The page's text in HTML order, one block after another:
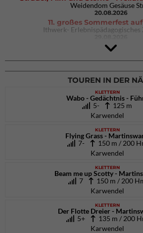
Weidendom Gesäuse
20.08.2026
11. großes Sommerfest
Ithwerk-
Rock Master Arco
Arco (IT)
02.10.2026bis
TOUREN IN DER
KLETTERN
Wabo - Gedächtnis -
5-
125 m
Karwendel
KLETTERN
Flying Grass -
7- 150 m / 200
Karwendel
KLETTERN
Beam me up Scotty -
7
150 m / 200
Karwendel
KLETTERN
Der Flotte Dreier -
5+
135 m / 200
Karwendel